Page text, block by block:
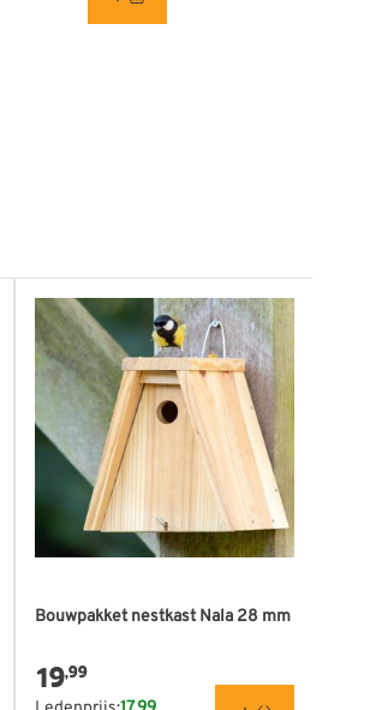
Bouwpakket nestkast Nala 28 mm
19,99